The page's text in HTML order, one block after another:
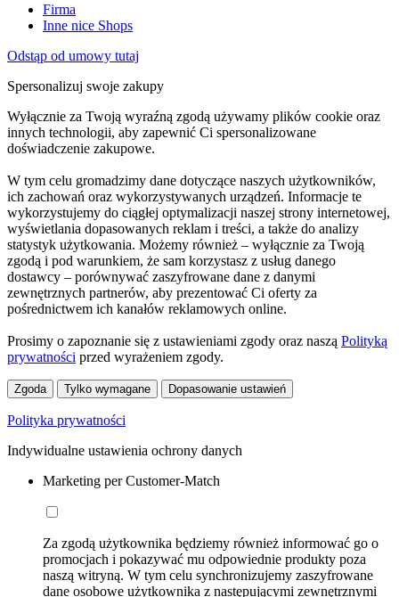
Firma
Inne nice Shops
Odstąp od umowy tutaj
Spersonalizuj swoje zakupy
Wyłącznie za Twoją wyraźną zgodą używamy plików cookie oraz
innych technologii, aby zapewnić Ci spersonalizowane
doświadczenie zakupowe.
W tym celu gromadzimy dane dotyczące naszych użytkowników,
ich zachowań oraz wykorzystywanych urządzeń. Informacje te
wykorzystujemy do ciągłej optymalizacji naszej strony internetowej,
wyświetlania dopasowanych reklam i treści, a także do analizy
statystyk użytkowania. Możemy również – wyłącznie za Twoją
zgodą i pod warunkiem, że sam korzystasz z usług danego
dostawcy – porównywać zaszyfrowane dane z danymi
zewnętrznych partnerów, aby prezentować Ci oferty za
pośrednictwem ich kanałów reklamowych online.
Prosimy o zapoznanie się z ustawieniami zgody oraz naszą Polityką
prywatności przed wyrażeniem zgody.
Zgoda Tylko wymagane Dopasowanie ustawień
Polityka prywatności
Indywidualne ustawienia ochrony danych
Marketing per Customer-Match
Za zgodą użytkownika będziemy również informować go o
promocjach i pokazywać mu odpowiednie produkty poza
naszą witryną. W tym celu synchronizujemy zaszyfrowane
dane osobowe użytkownika z następującymi zewnętrznymi